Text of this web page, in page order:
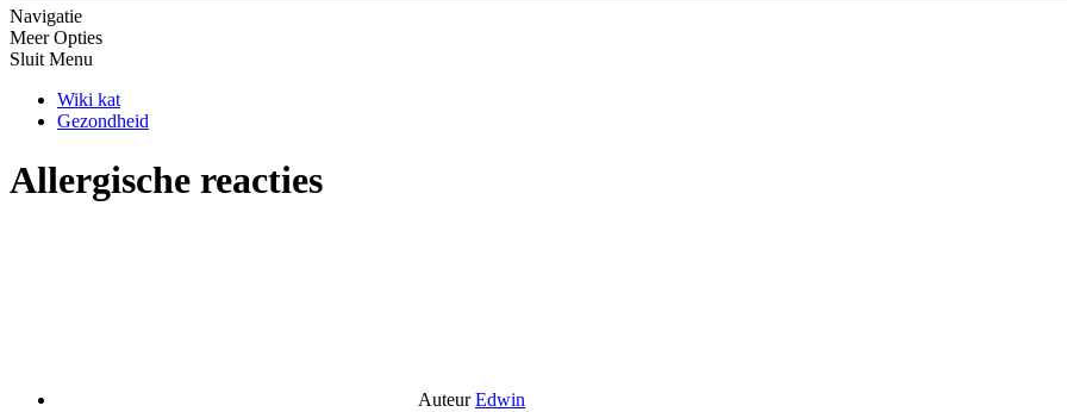
Navigatie
Meer Opties
Sluit Menu
Wiki kat
Gezondheid
Allergische reacties
Auteur Edwin